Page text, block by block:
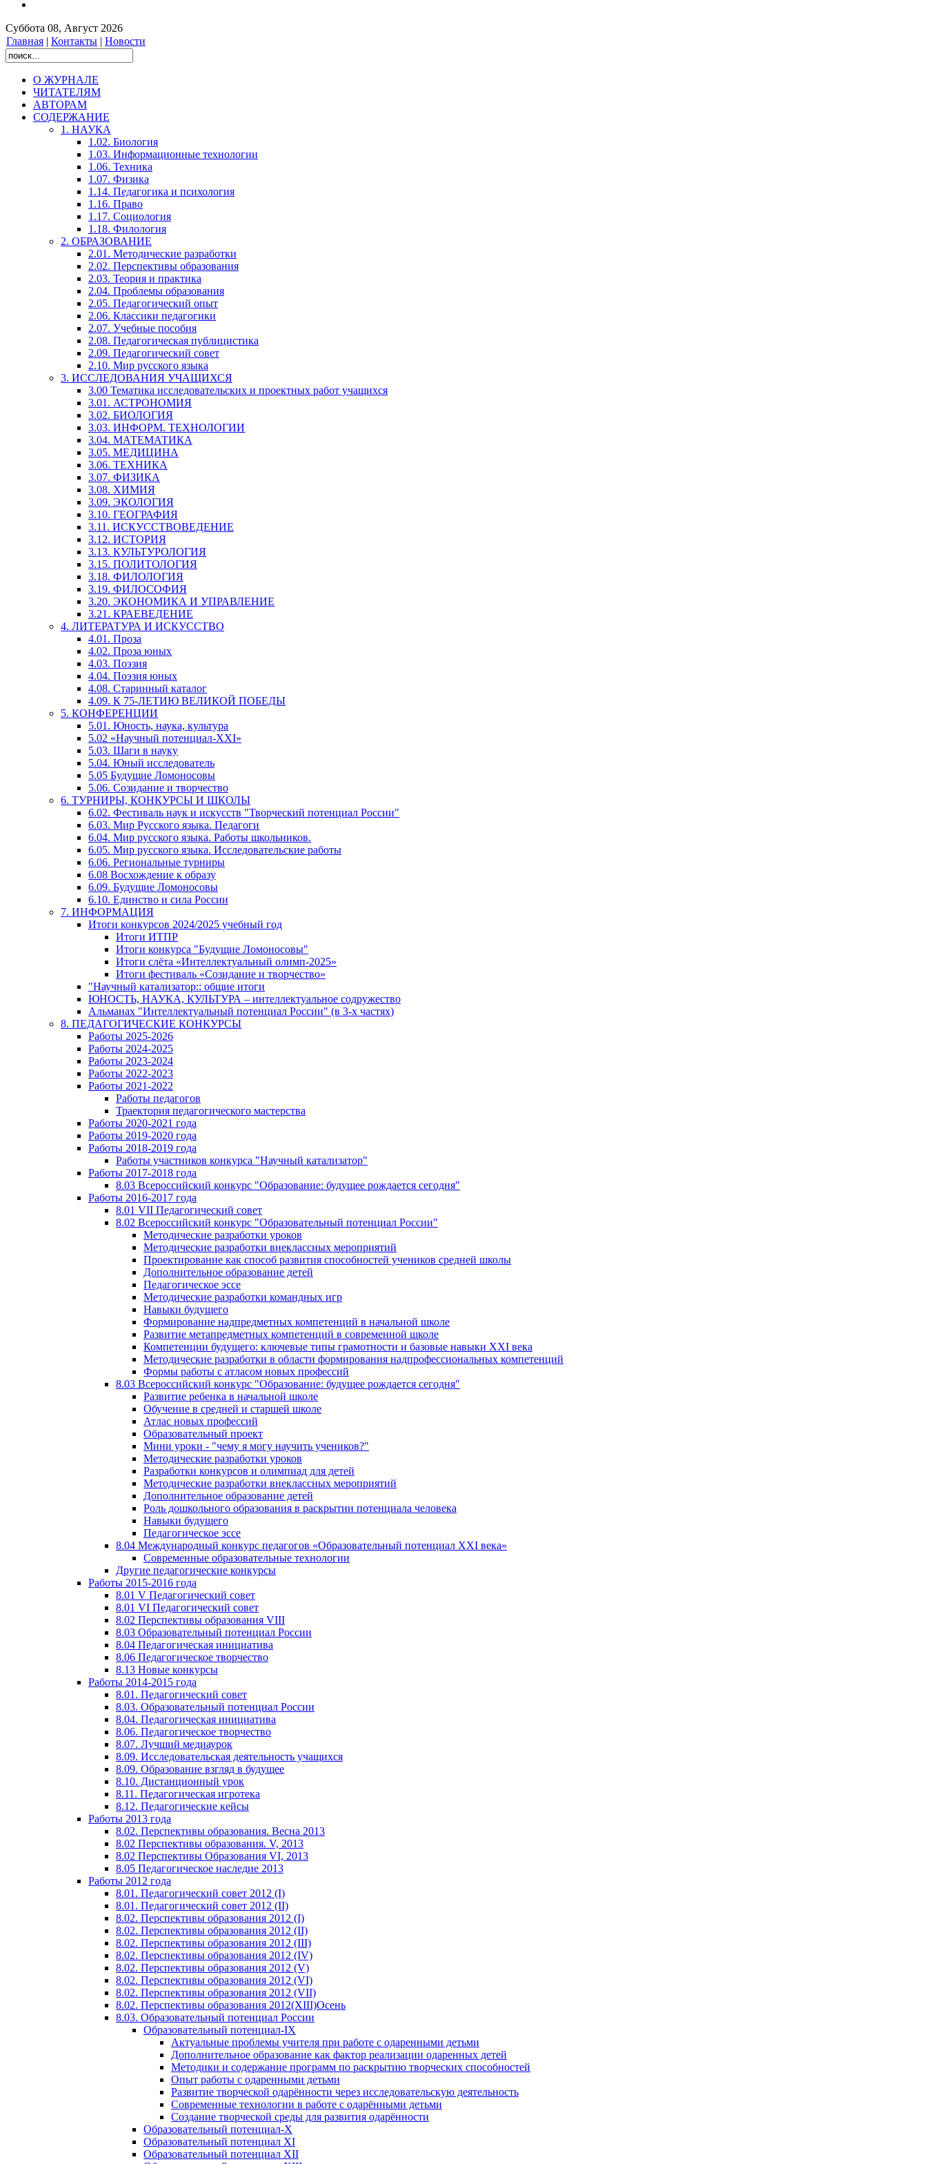
Суббота 08, Август 2026
Главная | Контакты | Новости
О ЖУРНАЛЕ
ЧИТАТЕЛЯМ
АВТОРАМ
СОДЕРЖАНИЕ
1. НАУКА
1.02. Биология
1.03. Информационные технологии
1.06. Техника
1.07. Физика
1.14. Педагогика и психология
1.16. Право
1.17. Социология
1.18. Филология
2. ОБРАЗОВАНИЕ
2.01. Методические разработки
2.02. Перспективы образования
2.03. Теория и практика
2.04. Проблемы образования
2.05. Педагогический опыт
2.06. Классики педагогики
2.07. Учебные пособия
2.08. Педагогическая публицистика
2.09. Педагогический совет
2.10. Мир русского языка
3. ИССЛЕДОВАНИЯ УЧАЩИХСЯ
3.00 Тематика исследовательских и проектных работ учащихся
3.01. АСТРОНОМИЯ
3.02. БИОЛОГИЯ
3.03. ИНФОРМ. ТЕХНОЛОГИИ
3.04. МАТЕМАТИКА
3.05. МЕДИЦИНА
3.06. ТЕХНИКА
3.07. ФИЗИКА
3.08. ХИМИЯ
3.09. ЭКОЛОГИЯ
3.10. ГЕОГРАФИЯ
3.11. ИСКУССТВОВЕДЕНИЕ
3.12. ИСТОРИЯ
3.13. КУЛЬТУРОЛОГИЯ
3.15. ПОЛИТОЛОГИЯ
3.18. ФИЛОЛОГИЯ
3.19. ФИЛОСОФИЯ
3.20. ЭКОНОМИКА И УПРАВЛЕНИЕ
3.21. КРАЕВЕДЕНИЕ
4. ЛИТЕРАТУРА И ИСКУССТВО
4.01. Проза
4.02. Проза юных
4.03. Поэзия
4.04. Поэзия юных
4.08. Старинный каталог
4.09. К 75-ЛЕТИЮ ВЕЛИКОЙ ПОБЕДЫ
5. КОНФЕРЕНЦИИ
5.01. Юность, наука, культура
5.02 «Научный потенциал-XXI»
5.03. Шаги в науку
5.04. Юный исследователь
5.05 Будущие Ломоносовы
5.06. Созидание и творчество
6. ТУРНИРЫ, КОНКУРСЫ И ШКОЛЫ
6.02. Фестиваль наук и искусств "Творческий потенциал России"
6.03. Мир Русского языка. Педагоги
6.04. Мир русского языка. Работы школьников.
6.05. Мир русского языка. Исследовательские работы
6.06. Региональные турниры
6.08 Восхождение к образу
6.09. Будущие Ломоносовы
6.10. Единство и сила России
7. ИНФОРМАЦИЯ
Итоги конкурсов 2024/2025 учебный год
Итоги ИТПР
Итоги конкурса "Будущие Ломоносовы"
Итоги слёта «Интеллектуальный олимп-2025»
Итоги фестиваль «Созидание и творчество»
"Научный катализатор:: общие итоги
ЮНОСТЬ, НАУКА, КУЛЬТУРА – интеллектуальное содружество
Альманах "Интеллектуальный потенциал России" (в 3-х частях)
8. ПЕДАГОГИЧЕСКИЕ КОНКУРСЫ
Работы 2025-2026
Работы 2024-2025
Работы 2023-2024
Работы 2022-2023
Работы 2021-2022
Работы педагогов
Траектория педагогического мастерства
Работы 2020-2021 года
Работы 2019-2020 года
Работы 2018-2019 года
Работы участников конкурса "Научный катализатор"
Работы 2017-2018 года
8.03 Всероссийский конкурс "Образование: будущее рождается сегодня"
Работы 2016-2017 года
8.01 VII Педагогический совет
8.02 Всероссийский конкурс "Образовательный потенциал России"
Методические разработки уроков
Методические разработки внеклассных мероприятий
Проектирование как способ развития способностей учеников средней школы
Дополнительное образование детей
Педагогическое эссе
Методические разработки командных игр
Навыки будущего
Формирование надпредметных компетенций в начальной школе
Развитие метапредметных компетенций в современной школе
Компетенции будущего: ключевые типы грамотности и базовые навыки XXI века
Методические разработки в области формирования надпрофессиональных компетенций
Формы работы с атласом новых профессий
8.03 Всероссийский конкурс "Образование: будущее рождается сегодня"
Развитие ребенка в начальной школе
Обучение в средней и старшей школе
Атлас новых профессий
Образовательный проект
Мини уроки - "чему я могу научить учеников?"
Методические разработки уроков
Разработки конкурсов и олимпиад для детей
Методические разработки внеклассных мероприятий
Дополнительное образование детей
Роль дошкольного образования в раскрытии потенциала человека
Навыки будущего
Педагогическое эссе
8.04 Международный конкурс педагогов «Образовательный потенциал XXI века»
Современные образовательные технологии
Другие педагогические конкурсы
Работы 2015-2016 года
8.01 V Педагогический совет
8.01 VI Педагогический совет
8.02 Перспективы образования VIII
8.03 Образовательный потенциал России
8.04 Педагогическая инициатива
8.06 Педагогическое творчество
8.13 Новые конкурсы
Работы 2014-2015 года
8.01. Педагогический совет
8.03. Образовательный потенциал России
8.04. Педагогическая инициатива
8.06. Педагогическое творчество
8.07. Лучший медиаурок
8.09. Исследовательская деятельность учащихся
8.09. Образование взгляд в будущее
8.10. Дистанционный урок
8.11. Педагогическая игротека
8.12. Педагогические кейсы
Работы 2013 года
8.02. Перспективы образования. Весна 2013
8.02 Перспективы образования. V, 2013
8.02 Перспективы Образования VI, 2013
8.05 Педагогическое наследие 2013
Работы 2012 года
8.01. Педагогический совет 2012 (I)
8.01. Педагогический совет 2012 (II)
8.02. Перспективы образования 2012 (I)
8.02. Перспективы образования 2012 (II)
8.02. Перспективы образования 2012 (III)
8.02. Перспективы образования 2012 (IV)
8.02. Перспективы образования 2012 (V)
8.02. Перспективы образования 2012 (VI)
8.02. Перспективы образования 2012 (VII)
8.02. Перспективы образования 2012(XIII)Осень
8.03. Образовательный потенциал России
Образовательный потенциал-IX
Актуальные проблемы учителя при работе с одаренными детьми
Дополнительное образование как фактор реализации одаренных детей
Методики и содержание программ по раскрытию творческих способностей
Опыт работы с одаренными детьми
Развитие творческой одарённости через исследовательскую деятельность
Современные технологии в работе с одарёнными детьми
Создание творческой среды для развития одарённости
Образовательный потенциал-X
Образовательный потенциал XI
Образовательный потенциал XII